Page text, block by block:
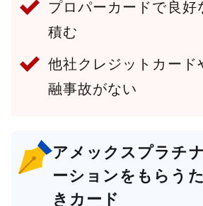
プロパーカードで良好
積む
他社クレジットカード
融事故がない
アメックスプラチ
ーションをもらう
きカード